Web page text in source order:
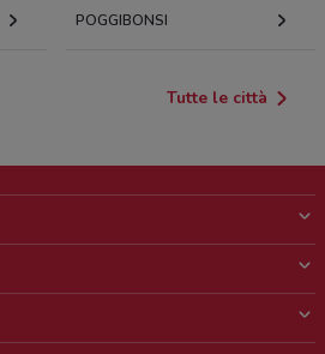
POGGIBONSI
Tutte le città